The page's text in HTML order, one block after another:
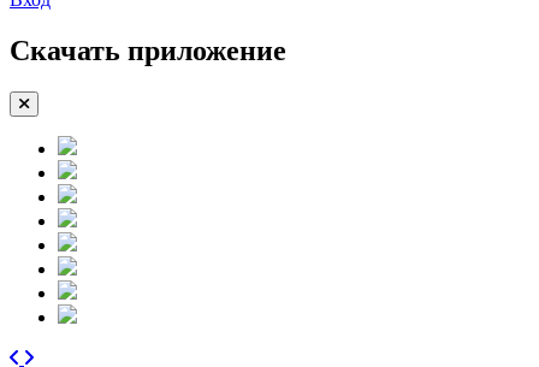
Скачать приложение